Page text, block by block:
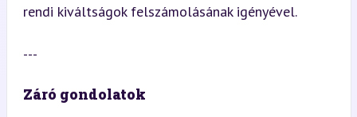
rendi kiváltságok felszámolásának igényével.
---
Záró gondolatok